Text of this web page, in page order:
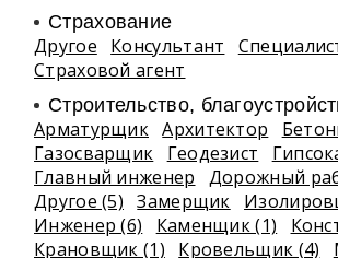
Страхование
Другое Консультант
Страховой агент
Строительство,
Арматурщик Архитектор
Газосварщик
Геодезист
Главный инженер
Дорожный
Другое (5)
Замерщик
Инженер (6)
Каменщик (1)
Крановщик (1)
Кровельщик (4)